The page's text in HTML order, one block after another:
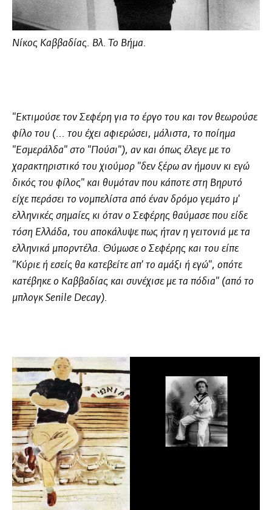
Νίκος Καββαδίας. Βλ. Το Βήμα.
"Εκτιμούσε τον Σεφέρη για το έργο του και τον θεωρούσε
φίλο του (... του έχει αφιερώσει, μάλιστα, το ποίημα
"Εσμεράλδα" στο "Πούσι"), αν και όπως έλεγε με το
χαρακτηριστικό του χιούμορ "δεν ξέρω αν ήμουν κι εγώ
δικός του φίλος" και θυμόταν που κάποτε στη Βηρυτό
είχε περάσει το νομπελίστα από έναν δρόμο γεμάτο μ'
ελληνικές σημαίες κι όταν ο Σεφέρης θαύμασε που είδε
τόση Ελλάδα, του αποκάλυψε πως ήταν η γειτονιά με τα
ελληνικά μπορντέλα. Θύμωσε ο Σεφέρης και του είπε
"Κύριε ή εσείς θα κατεβείτε απ' το αμάξι ή εγώ", οπότε
κατέβηκε ο Καββαδίας και συνέχισε με τα πόδια" (από το
μπλογκ Senile Decay).